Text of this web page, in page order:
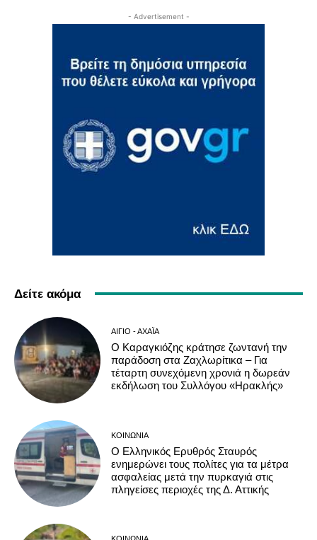
- Advertisement -
Δείτε ακόμα
ΑΊΓΙΟ - ΑΧΑΪ́Α
Ο Καραγκιόζης κράτησε ζωντανή την
παράδοση στα Ζαχλωρίτικα – Για
τέταρτη συνεχόμενη χρονιά η δωρεάν
εκδήλωση του Συλλόγου «Ηρακλής»
ΚΟΙΝΩΝΊΑ
Ο Ελληνικός Ερυθρός Σταυρός
ενημερώνει τους πολίτες για τα μέτρα
ασφαλείας μετά την πυρκαγιά στις
πληγείσες περιοχές της Δ. Αττικής